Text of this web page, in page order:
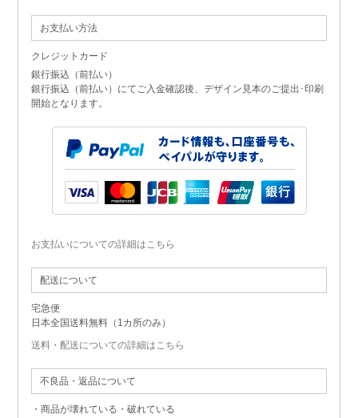
お支払い方法
クレジットカード
銀行振込（前払い）
銀行振込（前払い）にてご入金確認後、デザイン見本のご提出･印刷
開始となります。
お支払いについての詳細はこちら
配送について
宅急便
日本全国送料無料（1カ所のみ）
送料・配送についての詳細はこちら
不良品・返品について
・商品が壊れている・破れている